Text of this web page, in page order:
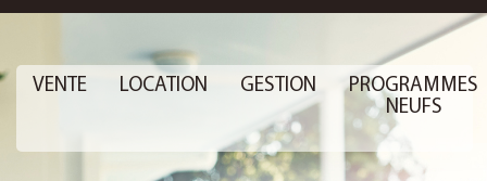
VENTE LOCATION GESTION
PROGRAMMES
NEUFS